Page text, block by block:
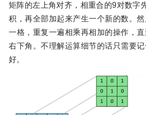
矩阵的左上角对齐，相重合的9对数字
积，再全部加起来产生一个新的数。
一格，重复一遍相乘再相加的操作，
右下角。不理解运算细节的话只需要
好。